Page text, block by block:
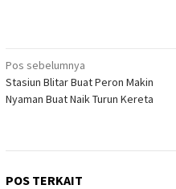
Navigasi
pos
Pos sebelumnya
Stasiun Blitar Buat Peron Makin
Nyaman Buat Naik Turun Kereta
POS TERKAIT